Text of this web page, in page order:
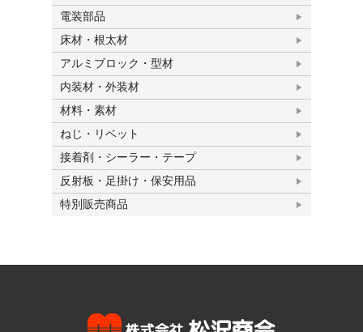
電装部品
床材・根太材
アルミブロック・型材
内装材・外装材
材料・素材
ねじ・リベット
接着剤・シーラー・テープ
反射板・足掛け・保安用品
特別販売商品